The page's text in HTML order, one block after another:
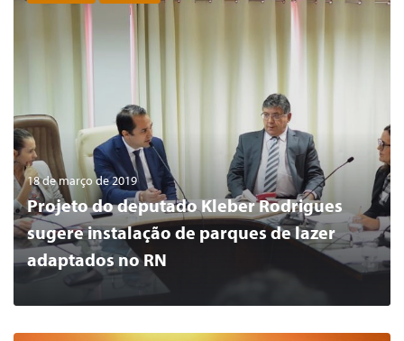
18 de março de 2019
Projeto do deputado Kleber Rodrigues
sugere instalação de parques de lazer
adaptados no RN